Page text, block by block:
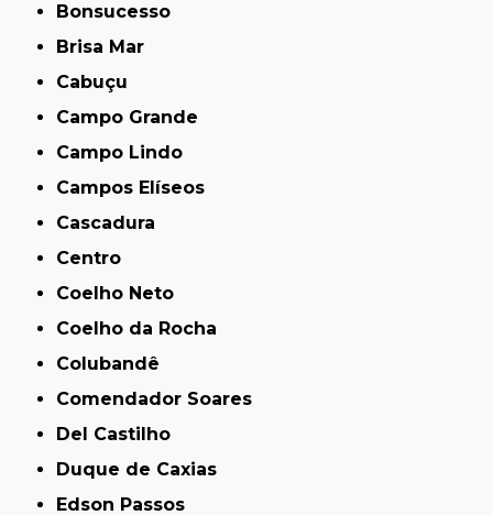
Bonsucesso
Brisa Mar
Cabuçu
Campo Grande
Campo Lindo
Campos Elíseos
Cascadura
Centro
Coelho Neto
Coelho da Rocha
Colubandê
Comendador Soares
Del Castilho
Duque de Caxias
Edson Passos